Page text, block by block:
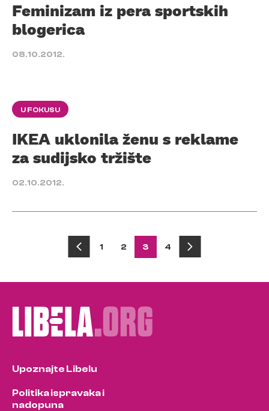
Feminizam iz pera sportskih
blogerica
08.10.2012.
U FOKUSU
IKEA uklonila ženu s reklame
za sudijsko tržište
02.10.2012.
Posts
pagination
1 2 3 4
Upoznajte Libelu
Politika ispravaka i
nadopuna